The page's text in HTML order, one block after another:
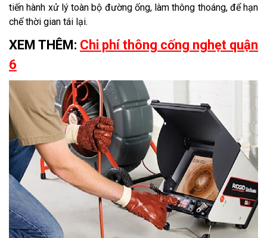
tiến hành xử lý toàn bộ đường ống, làm thông thoáng, để hạn
chế thời gian tái lại.
XEM THÊM: Chi phí thông cống nghẹt quận
6